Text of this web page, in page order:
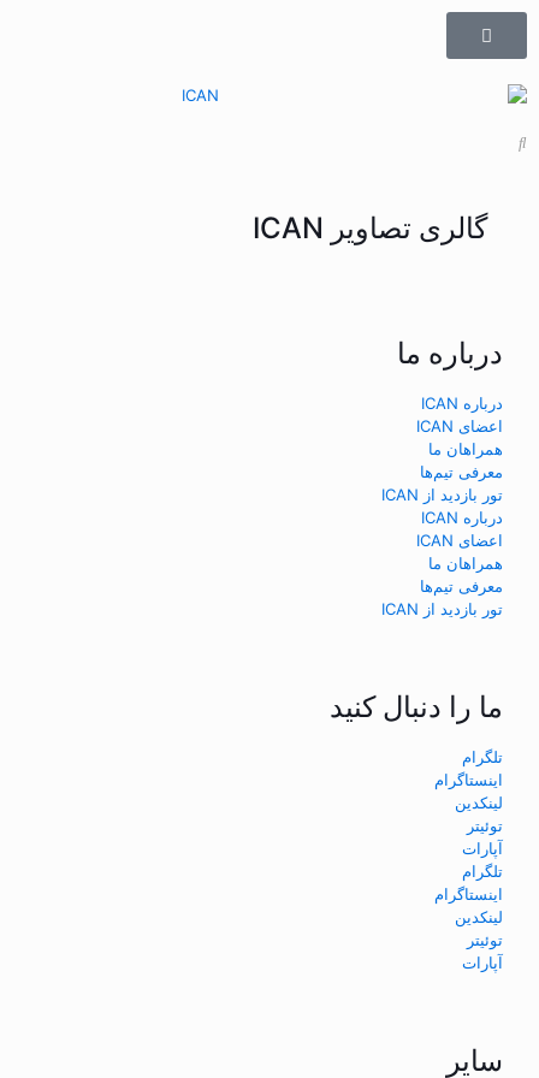
گالری تصاویر ICAN
درباره ما
درباره ICAN
اعضای ICAN
همراهان ما
معرفی تیم‌ها
تور بازدید از ICAN
درباره ICAN
اعضای ICAN
همراهان ما
معرفی تیم‌ها
تور بازدید از ICAN
ما را دنبال کنید
تلگرام
اینستاگرام
لینکدین
توئیتر
آپارات
تلگرام
اینستاگرام
لینکدین
توئیتر
آپارات
سایر